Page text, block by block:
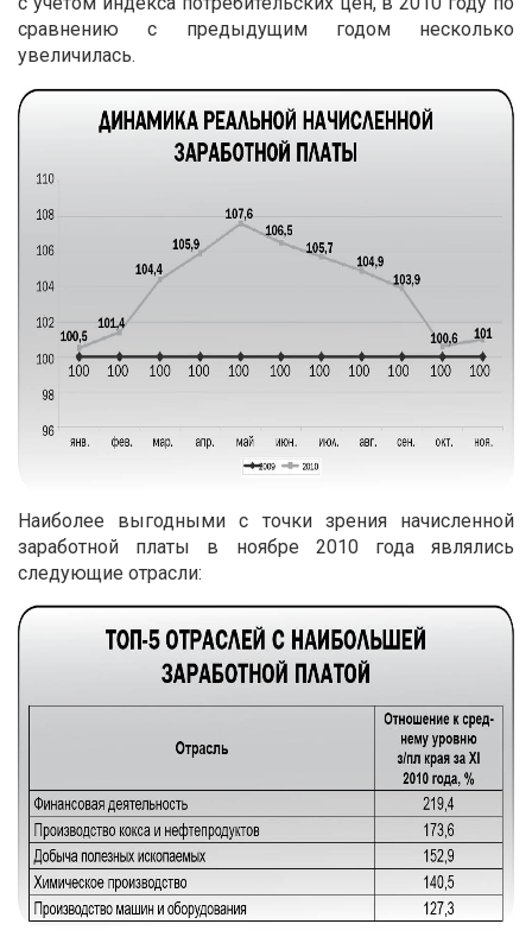
сравнению с предыдущим годом несколько
увеличилась.
Наиболее выгодными с точки зрения начисленной
заработной платы в ноябре 2010 года являлись
следующие отрасли: